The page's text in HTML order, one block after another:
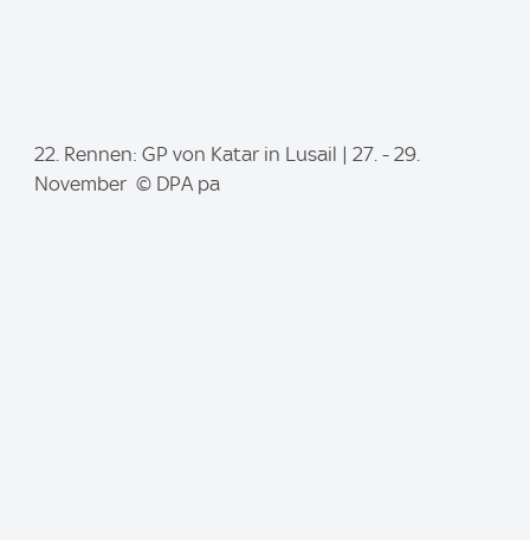
m
22. Rennen: GP von Katar in Lusail | 27. - 29.
November © DPA pa